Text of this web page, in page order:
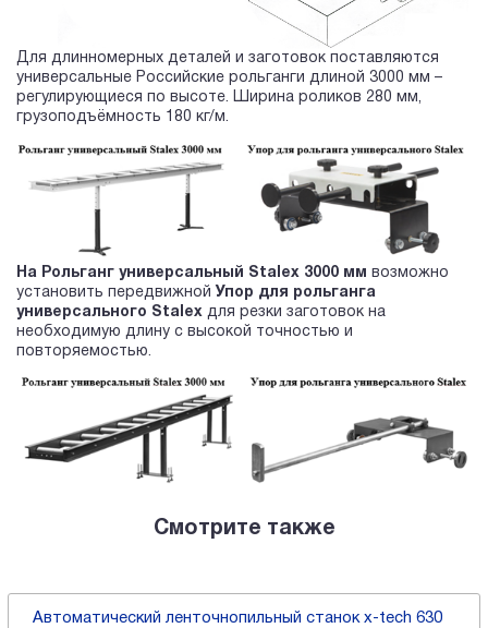
Для длинномерных деталей и заготовок поставляются
универсальные Российские рольганги длиной 3000 мм –
регулирующиеся по высоте. Ширина роликов 280 мм,
грузоподъёмность 180 кг/м.
На Рольганг универсальный Stalex 3000 мм
возможно
установить передвижной Упор для рольганга
универсального Stalex для резки заготовок на
необходимую длину с высокой точностью и
повторяемостью.
Смотрите также
Автоматический ленточнопильный станок x-tech 630